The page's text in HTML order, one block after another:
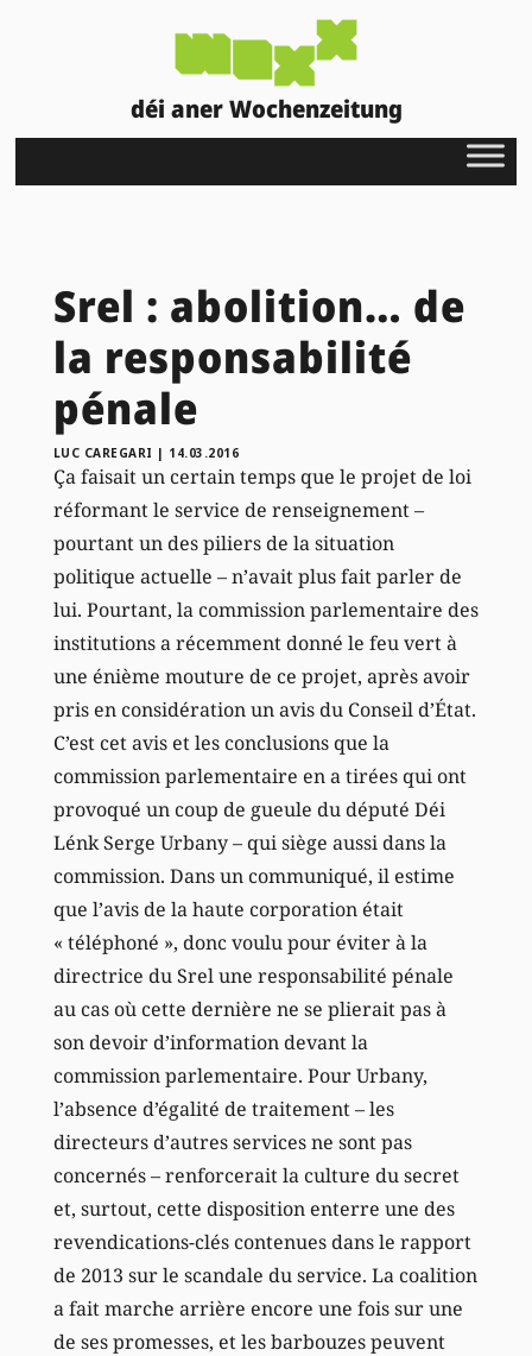
déi aner Wochenzeitung
Srel : abolition… de
la responsabilité
pénale
LUC CAREGARI | 14.03.2016
Ça faisait un certain temps que le projet de loi
réformant le service de renseignement –
pourtant un des piliers de la situation
politique actuelle – n’avait plus fait parler de
lui. Pourtant, la commission parlementaire des
institutions a récemment donné le feu vert à
une énième mouture de ce projet, après avoir
pris en considération un avis du Conseil d’État.
C’est cet avis et les conclusions que la
commission parlementaire en a tirées qui ont
provoqué un coup de gueule du député Déi
Lénk Serge Urbany – qui siège aussi dans la
commission. Dans un communiqué, il estime
que l’avis de la haute corporation était
« téléphoné », donc voulu pour éviter à la
directrice du Srel une responsabilité pénale
au cas où cette dernière ne se plierait pas à
son devoir d’information devant la
commission parlementaire. Pour Urbany,
l’absence d’égalité de traitement – les
directeurs d’autres services ne sont pas
concernés – renforcerait la culture du secret
et, surtout, cette disposition enterre une des
revendications-clés contenues dans le rapport
de 2013 sur le scandale du service. La coalition
a fait marche arrière encore une fois sur une
de ses promesses, et les barbouzes peuvent